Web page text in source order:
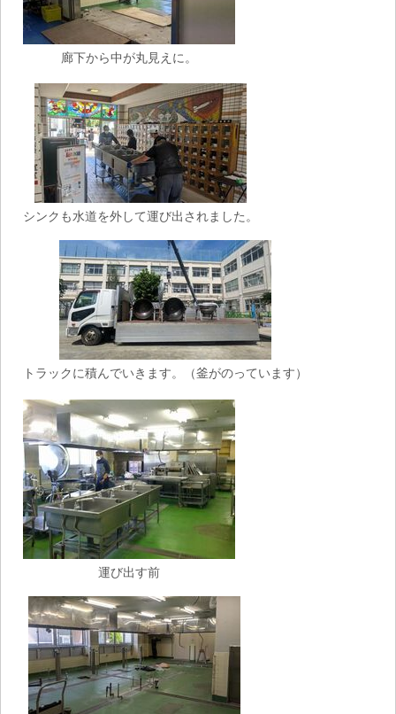
廊下から中が丸見えに。
シンクも水道を外して運び出されました。
トラックに積んでいきます。（釜がのっています）
運び出す前